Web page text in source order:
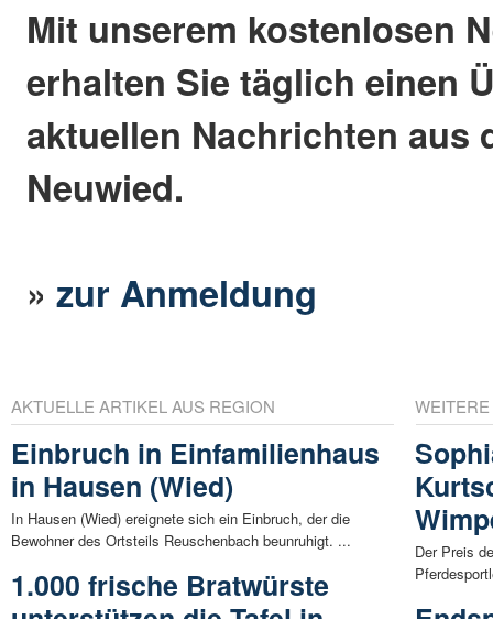
Mit unserem kostenlosen
erhalten Sie täglich einen
aktuellen Nachrichten aus
Neuwied.
»zur Anmeldung
AKTUELLE ARTIKEL AUS REGION
Einbruch in Einfamilienhaus
in Hausen (Wied)
In Hausen (Wied) ereignete sich ein Einbruch, der die
Bewohner des Ortsteils Reuschenbach beunruhigt. ...
1.000 frische Bratwürste
Der Preis